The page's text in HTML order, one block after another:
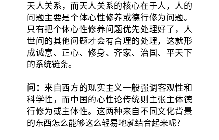
天人关系，而天人关系的核心在于人，人的
问题主要是个体心性修养或德行修为问题。
只有把个体心性修养问题优先处理好了，人
世间的其他问题才会有合理的处理，这就形
成诚意、正心、修身、齐家、治国、平天下
的系统链条。
问： 来自西方的现实主义一般强调客观性和
科学性，而中国的心性论传统则主张主体德
行修为或主体性。这两种来自不同文化背景
的东西怎么能够这么轻易地就结合起来呢？